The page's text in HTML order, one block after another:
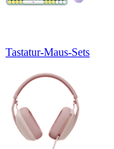
Tastatur-Maus-Sets